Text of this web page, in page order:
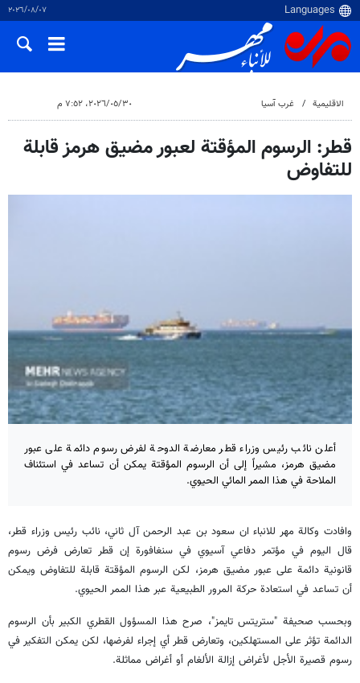
٠٧‏/٠٨‏/٢٠٢٦
الاقلیمیة غرب آسیا ٣٠‏/٠٥‏/٢٠٢٦، ٧:٥٢ م
قطر: الرسوم المؤقتة لعبور مضيق هرمز قابلة
للتفاوض
أعلن نائب رئيس وزراء قطر معارضة الدوحة لفرض رسوم دائمة على عبور
مضيق هرمز، مشيراً إلى أن الرسوم المؤقتة يمكن أن تساعد في استئناف
الملاحة في هذا الممر المائي الحيوي.
وافادت وكالة مهر للانباء ان سعود بن عبد الرحمن آل ثاني، نائب رئيس وزراء قطر،
قال اليوم في مؤتمر دفاعي آسيوي في سنغافورة إن قطر تعارض فرض رسوم
قانونية دائمة على عبور مضيق هرمز، لكن الرسوم المؤقتة قابلة للتفاوض ويمكن
أن تساعد في استعادة حركة المرور الطبيعية عبر هذا الممر الحيوي.
وبحسب صحيفة "ستريتس تايمز"، صرح هذا المسؤول القطري الكبير بأن الرسوم
الدائمة تؤثر على المستهلكين، وتعارض قطر أي إجراء لفرضها، لكن يمكن التفكير في
رسوم قصيرة الأجل لأغراض إزالة الألغام أو أغراض مماثلة.